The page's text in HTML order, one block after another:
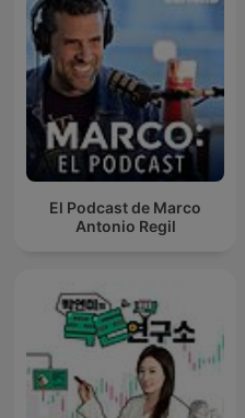
El Podcast de Marco
Antonio Regil